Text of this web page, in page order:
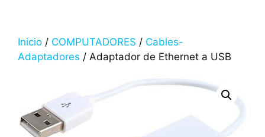
Inicio / COMPUTADORES / Cables-
Adaptadores / Adaptador de Ethernet a USB